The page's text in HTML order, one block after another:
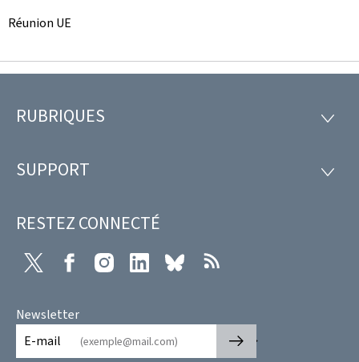
Réunion UE
Pied
page
RUBRIQUES
SUPPORT
RESTEZ CONNECTÉ
FacebookInstagramLinkedIn Bluesky
Newsletter
E-mail
🡒